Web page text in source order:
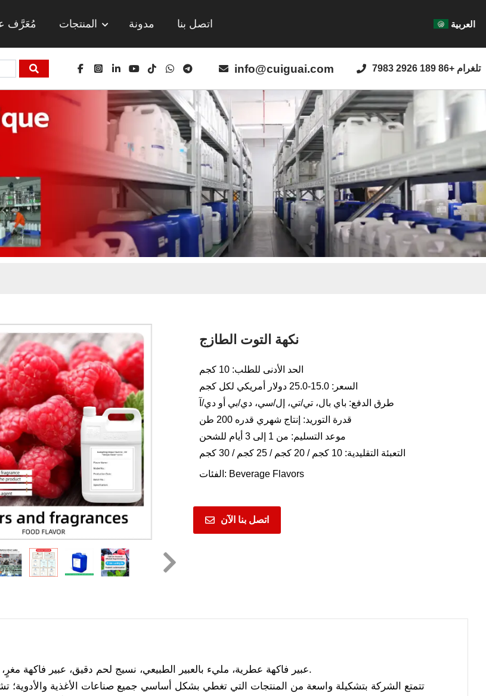
مُعَرَّف المنتجات مدونة اتصل بنا العربية
info@cuiguai.com تلغرام +86 189 2926 7983
نكهة التوت الطازج
الحد الأدنى للطلب: 10 كجم
السعر: 15.0-25.0 دولار أمريكي لكل كجم
طرق الدفع: باي بال، تي/تي، إل/سي، دي/بي أو دي/آ
قدرة التوريد: إنتاج شهري قدره 200 طن
موعد التسليم: من 1 إلى 3 أيام للشحن
التعبئة التقليدية: 10 كجم / 20 كجم / 25 كجم / 30 كجم
الفئات: Beverage Flavors
اتصل بنا الآن
عبير فاكهة عطرية، مليء بالعبير الطبيعي، نسيج لحم دقيق، عبير فاكهة مغرٍ،
تتمتع الشركة بتشكيلة واسعة من المنتجات التي تغطي بشكل أساسي جميع صناعات الأغذية والأدوية؛